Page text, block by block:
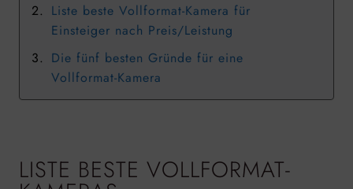
Liste beste Vollformat-Kamera für
Einsteiger nach Preis/Leistung
Die fünf besten Gründe für eine
Vollformat-Kamera
LISTE BESTE VOLLFORMAT-